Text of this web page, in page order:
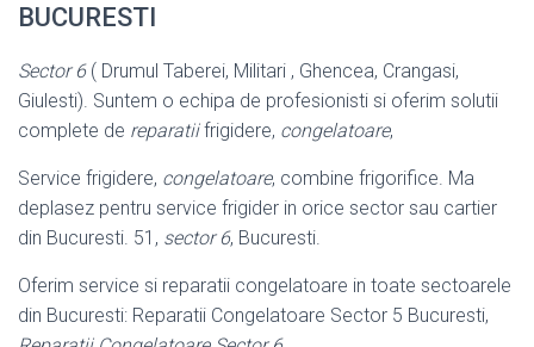
BUCURESTI
Sector 6( Drumul Taberei, Militari , Ghencea, Crangasi,
Giulesti). Suntem o echipa de profesionisti si oferim solutii
complete de reparatiifrigidere, congelatoare,
Service frigidere, congelatoare, combine frigorifice. Ma
deplasez pentru service frigider in orice sector sau cartier
din Bucuresti. 51, sector 6, Bucuresti.
Oferim service si reparatii congelatoare in toate sectoarele
din Bucuresti: Reparatii Congelatoare Sector 5 Bucuresti,